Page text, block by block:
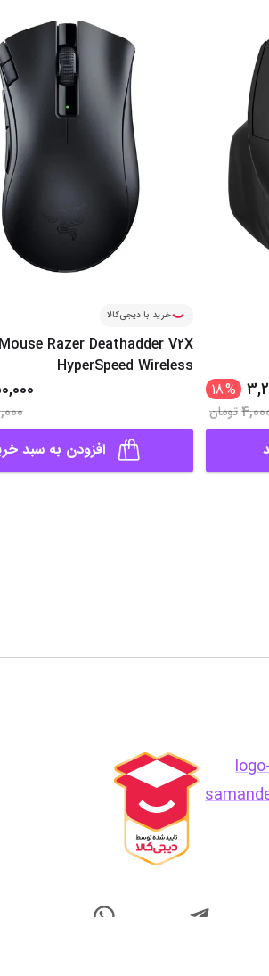
%
18
تومان
خرید با دیجی‌کالا
Mouse Razer Deathadder V2X
HyperSpeed Wireless
افزودن به سبد